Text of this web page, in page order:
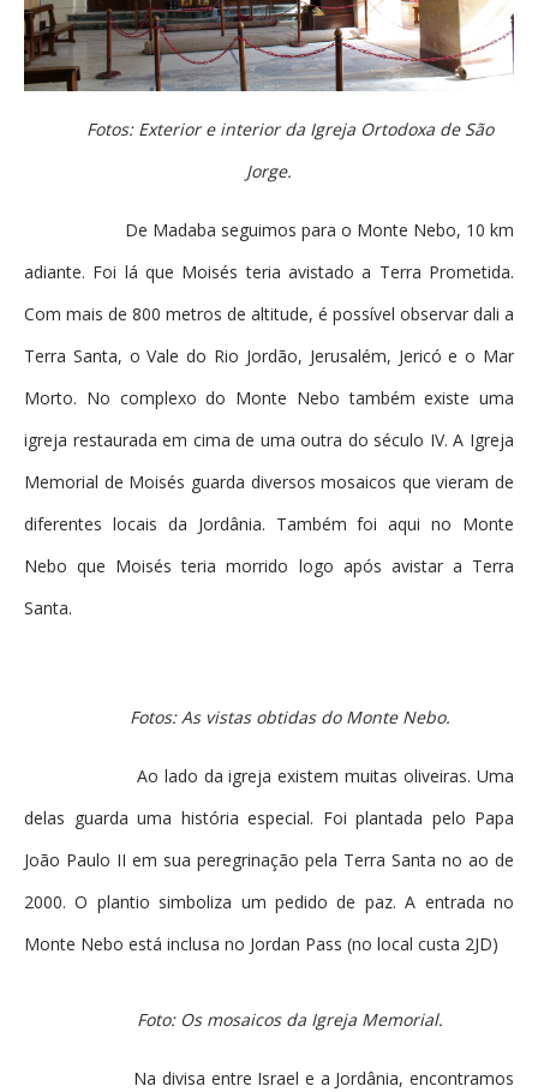
Fotos: Exterior e interior da Igreja Ortodoxa de São
Jorge.
De Madaba seguimos para o Monte Nebo, 10 km
adiante. Foi lá que Moisés teria avistado a Terra Prometida.
Com mais de 800 metros de altitude, é possível observar dali a
Terra Santa, o Vale do Rio Jordão, Jerusalém, Jericó e o Mar
Morto. No complexo do Monte Nebo também existe uma
igreja restaurada em cima de uma outra do século IV. A Igreja
Memorial de Moisés guarda diversos mosaicos que vieram de
diferentes locais da Jordânia. Também foi aqui no Monte
Nebo que Moisés teria morrido logo após avistar a Terra
Santa.
Fotos: As vistas obtidas do Monte Nebo.
Ao lado da igreja existem muitas oliveiras. Uma
delas guarda uma história especial. Foi plantada pelo Papa
João Paulo II em sua peregrinação pela Terra Santa no ao de
2000. O plantio simboliza um pedido de paz. A entrada no
Monte Nebo está inclusa no Jordan Pass (no local custa 2JD)
Foto: Os mosaicos da Igreja Memorial.
Na divisa entre Israel e a Jordânia, encontramos